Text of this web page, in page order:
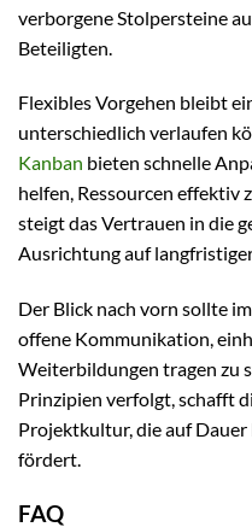
verborgene Stolpersteine
Beteiligten.
Flexibles Vorgehen bleibt
unterschiedlich verlaufen
Kanban bieten schnelle
helfen, Ressourcen effektiv
steigt das Vertrauen in die
Ausrichtung auf
Der Blick nach vorn sollte
offene Kommunikation,
Weiterbildungen tragen zu
Prinzipien verfolgt, schafft
Projektkultur, die auf
fördert.
FAQ